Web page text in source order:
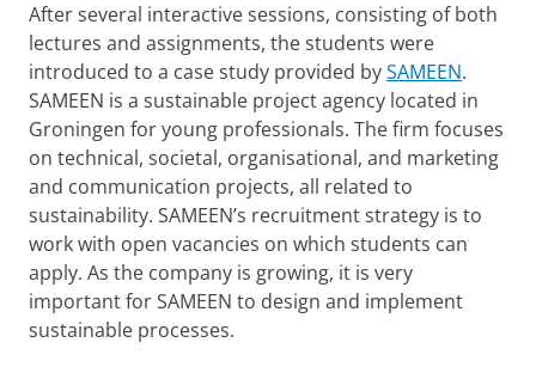
After several interactive sessions, consisting of both
lectures and assignments, the students were
introduced to a case study provided bySAMEEN.
SAMEEN is a sustainable project agency located in
Groningen for young professionals. The firm focuses
on technical, societal, organisational, and marketing
and communication projects, all related to
sustainability. SAMEEN’s recruitment strategy is to
work with open vacancies on which students can
apply. As the company is growing, it is very
important for SAMEEN to design and implement
sustainable processes.